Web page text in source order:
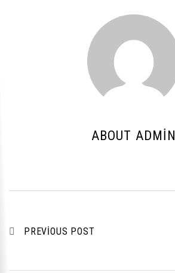
ABOUT ADMIN
PREVIOUS POST